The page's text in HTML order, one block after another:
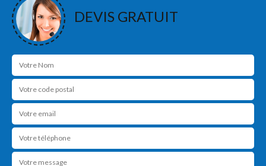
DEVIS GRATUIT